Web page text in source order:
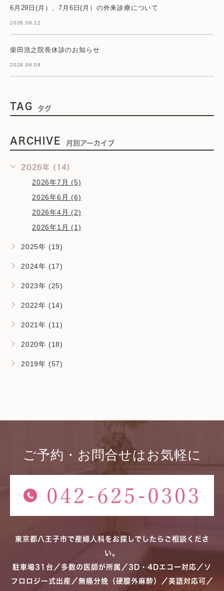
6月29日(月）、7月6日(月）の外来診療について
2026.06.12
柴田浩之院長休診のお知らせ
2026.06.08
TAG タグ
ARCHIVE 月別アーカイブ
2026年 (14)
2026年7月 (5)
2026年6月 (6)
2026年4月 (2)
2026年1月 (1)
2025年 (19)
2024年 (17)
2023年 (25)
2022年 (14)
2021年 (11)
2020年 (18)
2019年 (57)
ご予約・お問合せはお気軽に
東京都八王子市で産婦人科をお探しでしたらご相談くださ
い。
駐車場31台／多数の医師が所属／3D・4Dエコー対応／ソ
フロロジー式出産／無痛分娩（硬膜外麻酔）／英語対応可／